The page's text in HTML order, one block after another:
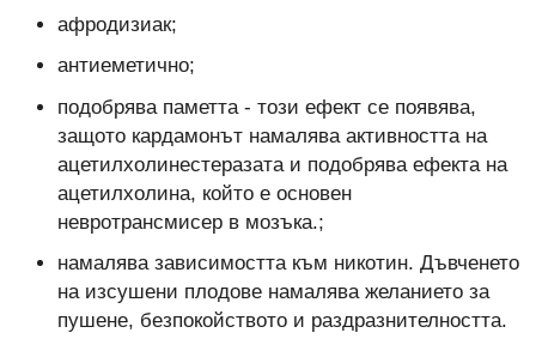
афродизиак;
антиеметично;
подобрява паметта - този ефект се появява,
защото кардамонът намалява активността на
ацетилхолинестеразата и подобрява ефекта на
ацетилхолина, който е основен
невротрансмисер в мозъка.;
намалява зависимостта към никотин. Дъвченето
на изсушени плодове намалява желанието за
пушене, безпокойството и раздразнителността.